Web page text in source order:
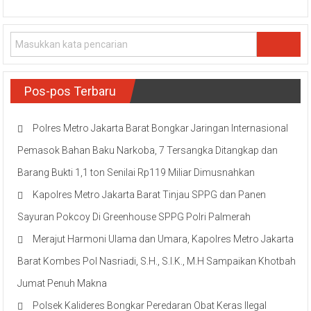
Pos-pos Terbaru
Polres Metro Jakarta Barat Bongkar Jaringan Internasional
Pemasok Bahan Baku Narkoba, 7 Tersangka Ditangkap dan
Barang Bukti 1,1 ton Senilai Rp119 Miliar Dimusnahkan
Kapolres Metro Jakarta Barat Tinjau SPPG dan Panen
Sayuran Pokcoy Di Greenhouse SPPG Polri Palmerah
Merajut Harmoni Ulama dan Umara, Kapolres Metro Jakarta
Barat Kombes Pol Nasriadi, S.H., S.I.K., M.H Sampaikan Khotbah
Jumat Penuh Makna
Polsek Kalideres Bongkar Peredaran Obat Keras Ilegal